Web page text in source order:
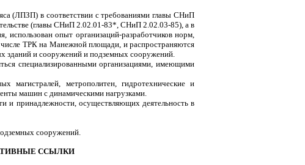
(ЛПЗП) в соответствии с требованиями главы СНиП
(главы СНиП 2.02.01-83*, СНиП 2.02.03-85), а в
опыт организаций-разработчиков норм,
ТРК на Манежной площади, и распространяются
зданий и сооружений и подземных сооружений.
специализированными организациями, имеющими
магистралей, метрополитен, гидротехнические и
машин с динамическими нагрузками.
и принадлежности, осуществляющих деятельность в
сооружений.
ССЫЛКИ